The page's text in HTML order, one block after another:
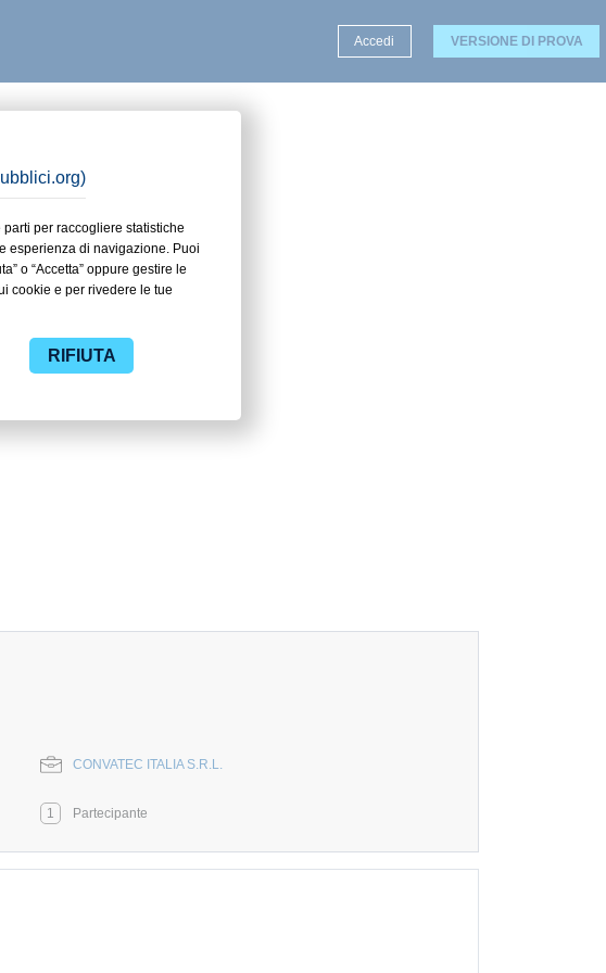
Accedi VERSIONE DI PROVA
CONVATEC ITALIA S.R.L.
1 Partecipante